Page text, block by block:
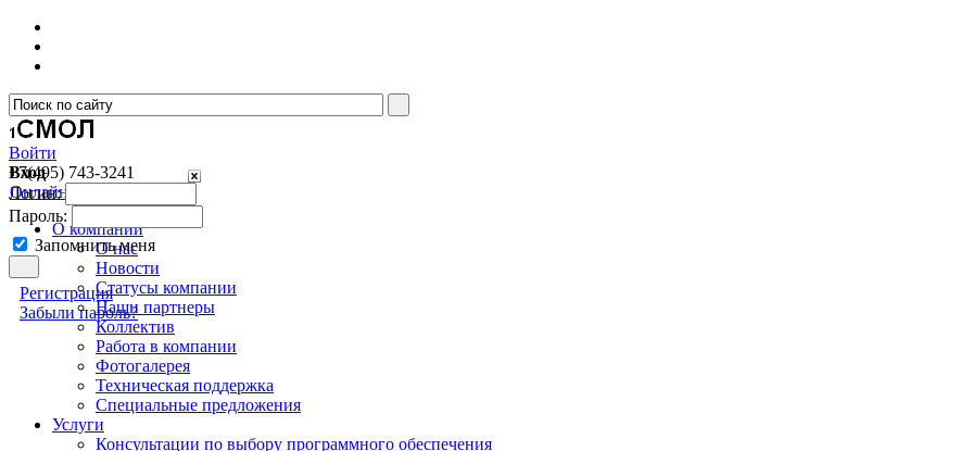
Войти
Вход
Логин:
Пароль:
Запомнить меня
Регистрация
Забыли пароль?
+7(495) 743-3241
Онлайн консультант
О компании
О нас
Новости
Cтатусы компании
Наши партнеры
Коллектив
Работа в компании
Фотогалерея
Техническая поддержка
Специальные предложения
Услуги
Консультации по выбору программного обеспечения